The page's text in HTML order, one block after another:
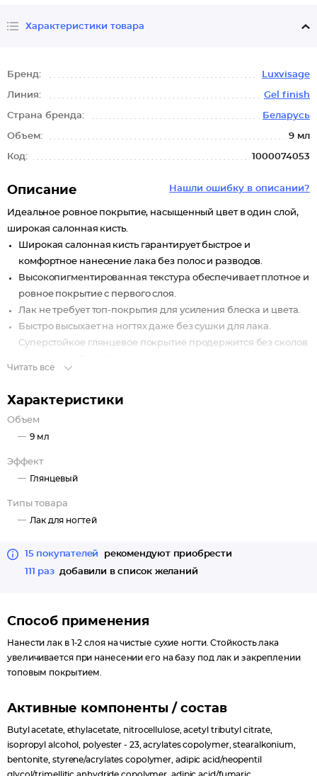
Характеристики товара
Бренд: Luxvisage
Линия: Gel finish
Страна бренда: Беларусь
Объем: 9 мл
Код: 1000074053
Нашли ошибку в описании?
Описание
Идеальное ровное покрытие, насыщенный цвет в один слой,
широкая салонная кисть.
Широкая салонная кисть гарантирует быстрое и
комфортное нанесение лака без полос и разводов.
Высокопигментированная текстура обеспечивает плотное и
ровное покрытие с первого слоя.
Лак не требует топ-покрытия для усиления блеска и цвета.
Быстро высыхает на ногтях даже без сушки для лака.
Суперстойкое глянцевое покрытие продержится без сколов
Безопасная формула «5FREE»: не содержит толуол,
формальдегид, формальдегидные смолы, камфору,
дибутилфталат
Читать все
Характеристики
Объем
9 мл
Эффект
Глянцевый
Типы товара
Лак для ногтей
15 покупателей
рекомендуют приобрести
111 раз добавили в список желаний
Способ применения
Нанести лак в 1-2 слоя на чистые сухие ногти. Стойкость лака
увеличивается при нанесении его на базу под лак и закреплении
топовым покрытием.
Активные компоненты / состав
Butyl acetate, ethylacetate, nitrocellulose, acetyl tributyl citrate,
isopropyl alcohol, polyester - 23, acrylates copolymer, stearalkonium,
bentonite, styrene/acrylates copolymer, adipic acid/neopentil